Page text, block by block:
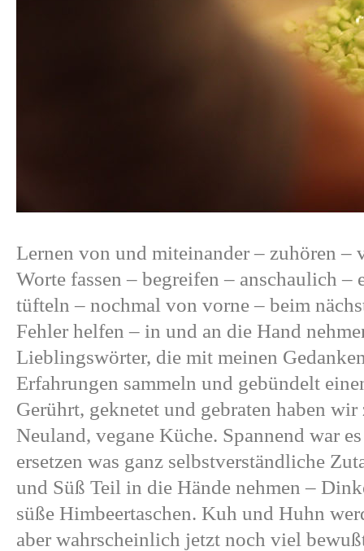
Lernen von und miteinander – zuhören –
Worte fassen – begreifen – anschaulich –
tüfteln – nochmal von vorne – beim
Fehler helfen – in und an die Hand
Lieblingswörter, die mit meinen
Erfahrungen sammeln und gebündelt
Gerührt, geknetet und gebraten haben wir
Neuland, vegane Küche. Spannend war
ersetzen was ganz selbstverständliche
und Süß Teil in die Hände nehmen –
süße Himbeertaschen. Kuh und Huhn
aber wahrscheinlich jetzt noch viel